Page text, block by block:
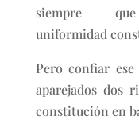
siempre
uniformidad
Pero confiar
aparejados dos
constitución en